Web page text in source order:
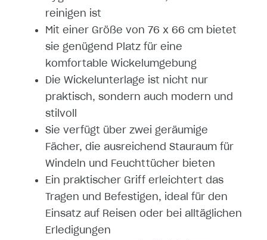
reinigen ist
Mit einer Größe von 76 x 66 cm bietet
sie genügend Platz für eine
komfortable Wickelumgebung
Die Wickelunterlage ist nicht nur
praktisch, sondern auch modern und
stilvoll
Sie verfügt über zwei geräumige
Fächer, die ausreichend Stauraum für
Windeln und Feuchttücher bieten
Ein praktischer Griff erleichtert das
Tragen und Befestigen, ideal für den
Einsatz auf Reisen oder bei alltäglichen
Erledigungen